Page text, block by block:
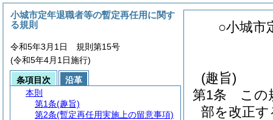
○小城市
(趣旨)
第1条
この
部を改正
小城市定年退職者等の暫定再任用に関す
る規則
令和5年3月1日 規則第15号
(令和5年4月1日施行)
条項目次
沿革
本則
第1条(趣旨)
第2条(暫定再任用実施上の留意事項)